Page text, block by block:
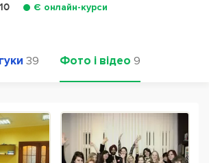
Є онлайн-курси
39 Фото і відео 9